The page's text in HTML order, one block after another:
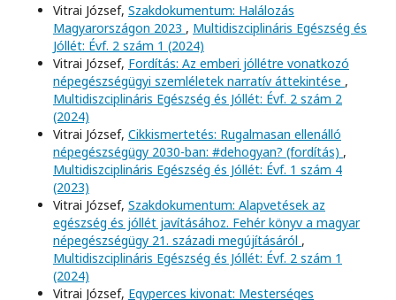
Vitrai József, Szakdokumentum: Halálozás
Magyarországon 2023 , Multidiszciplináris Egészség és
Jóllét: Évf. 2 szám 1 (2024)
Vitrai József, Fordítás: Az emberi jóllétre vonatkozó
népegészségügyi szemléletek narratív áttekintése ,
Multidiszciplináris Egészség és Jóllét: Évf. 2 szám 2
(2024)
Vitrai József, Cikkismertetés: Rugalmasan ellenálló
népegészségügy 2030-ban: #dehogyan? (fordítás) ,
Multidiszciplináris Egészség és Jóllét: Évf. 1 szám 4
(2023)
Vitrai József, Szakdokumentum: Alapvetések az
egészség és jóllét javításához. Fehér könyv a magyar
népegészségügy 21. századi megújításáról ,
Multidiszciplináris Egészség és Jóllét: Évf. 2 szám 1
(2024)
Vitrai József, Egyperces kivonat: Mesterséges